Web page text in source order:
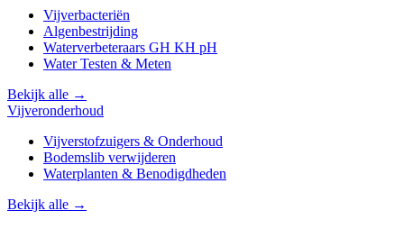
Vijverbacteriën
Algenbestrijding
Waterverbeteraars GH KH pH
Water Testen & Meten
Bekijk alle →
Vijveronderhoud
Vijverstofzuigers & Onderhoud
Bodemslib verwijderen
Waterplanten & Benodigdheden
Bekijk alle →